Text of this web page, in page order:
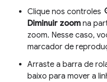
Clique nos controles
Diminuir zoom na
zoom. Nesse caso,
marcador de
Arraste a barra de
baixo para mover a